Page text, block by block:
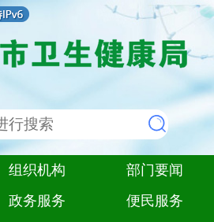
组织机构
部门要闻
政务服务
便民服务